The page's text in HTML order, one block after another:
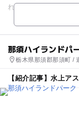
れファミリーに優しい工
那須ハイランドパ
栃木県那須郡那須町 /
【紹介記事】水上ア
場 国内初の安全設備